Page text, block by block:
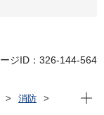
ジID：326-144-564
消防
現在